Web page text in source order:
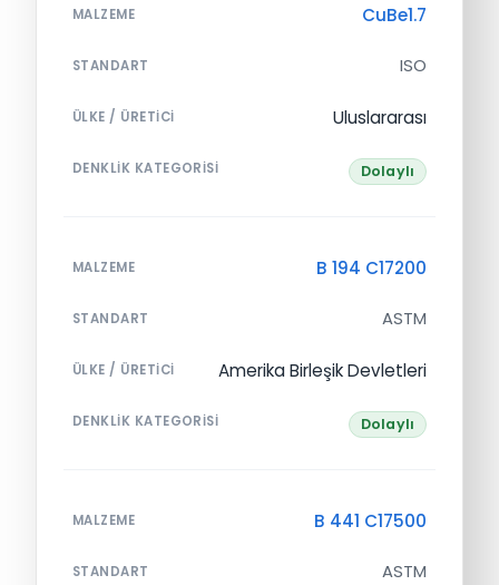
MALZEME CuBe1.7
STANDART ISO
ÜLKE / ÜRETICI Uluslararası
DENKLIK KATEGORISI Dolaylı
MALZEME B 194 C17200
STANDART ASTM
ÜLKE / ÜRETICI Amerika Birleşik Devletleri
DENKLIK KATEGORISI Dolaylı
MALZEME B 441 C17500
STANDART ASTM